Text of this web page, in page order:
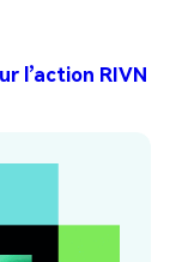
l’action RIVN